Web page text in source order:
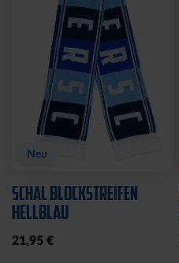
Neu
SCHAL BLOCKSTREIFEN
HELLBLAU
21,95 €